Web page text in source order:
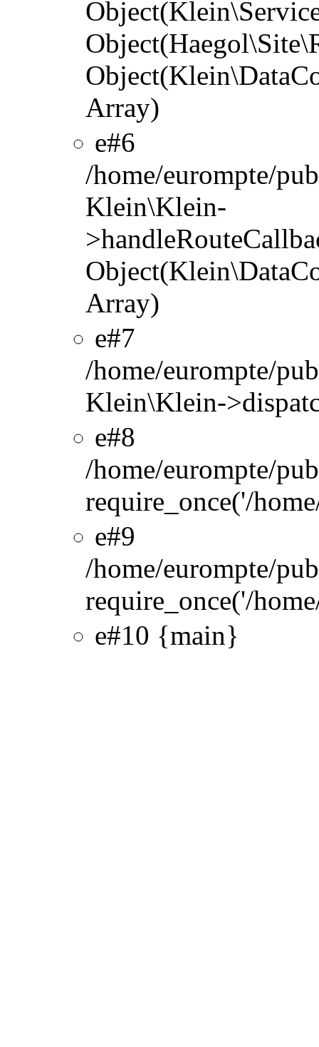
Array)
#6
/home/eurompte/
Klein\Klein-
Array)
#7
/home/eurompte/
Klein\Klein-
#8
/home/eurompte/
require_once('/
#9
/home/eurompte/
require_once('/
#10 {main}